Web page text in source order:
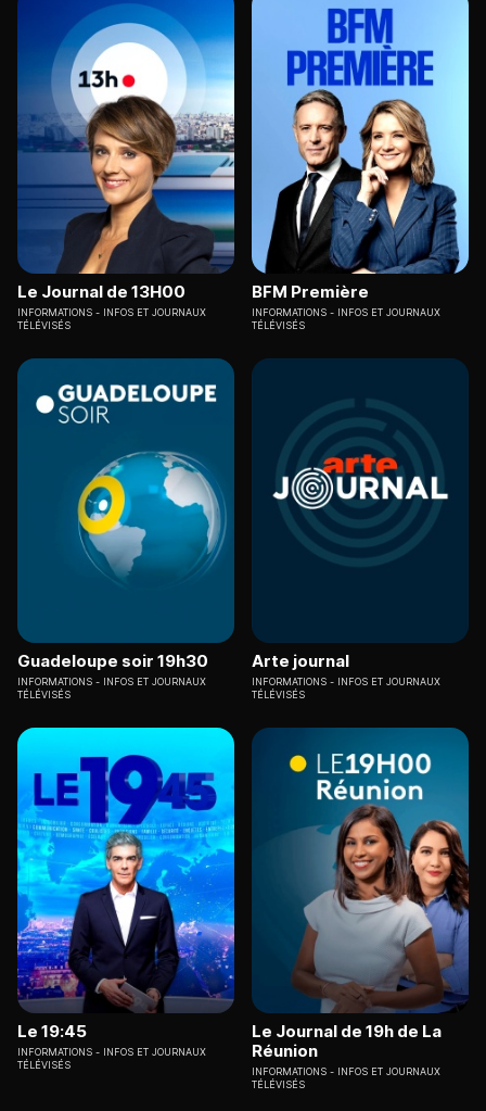
Le Journal de 13H00
INFORMATIONS
INFOS ET JOURNAUX
TÉLÉVISÉS
BFM Première
INFORMATIONS
INFOS ET JOURNAUX
TÉLÉVISÉS
Guadeloupe soir 19h30
INFORMATIONS
INFOS ET JOURNAUX
TÉLÉVISÉS
Arte journal
INFORMATIONS
INFOS ET JOURNAUX
TÉLÉVISÉS
Le 19:45
INFORMATIONS
INFOS ET JOURNAUX
TÉLÉVISÉS
Le Journal de 19h de La
Réunion
INFORMATIONS
INFOS ET JOURNAUX
TÉLÉVISÉS